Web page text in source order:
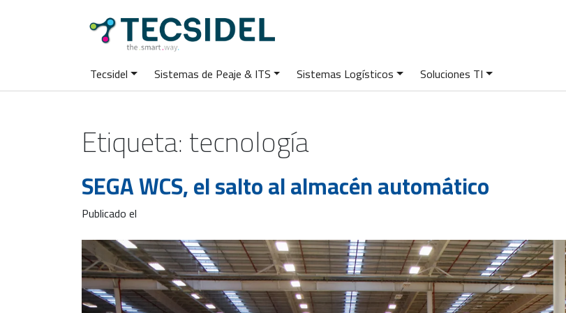
Tecsidel Sistemas de Peaje & ITS Sistemas Logísticos Soluciones TI
Etiqueta:tecnología
SEGA WCS, el salto al almacén automático
Publicado el